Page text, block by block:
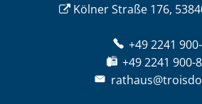
Kölner Straße 176,
+49 2241
+49 2241 900-